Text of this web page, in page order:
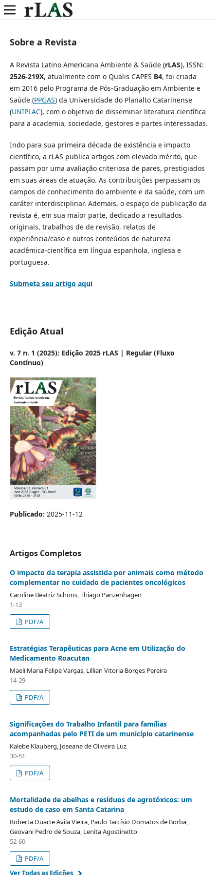
Sobre a Revista
A Revista Latino Americana Ambiente & Saúde (rLAS), ISSN:
2526-219X, atualmente com o Qualis CAPES B4, foi criada
em 2016 pelo Programa de Pós-Graduação em Ambiente e
Saúde (PPGAS) da Universidade do Planalto Catarinense
(UNIPLAC), com o objetivo de disseminar literatura científica
para a academia, sociedade, gestores e partes interessadas.
Indo para sua primeira década de existência e impacto
científico, a rLAS publica artigos com elevado mérito, que
passam por uma avaliação criteriosa de pares, prestigiados
em suas áreas de atuação. As contribuições perpassam os
campos de conhecimento do ambiente e da saúde, com um
caráter interdisciplinar. Ademais, o espaço de publicação da
revista é, em sua maior parte, dedicado a resultados
originais, trabalhos de de revisão, relatos de
experiência/caso e outros conteúdos de natureza
acadêmica-científica em língua espanhola, inglesa e
portuguesa.
Submeta seu artigo aqui
Edição Atual
v. 7 n. 1 (2025): Edição 2025 rLAS | Regular (Fluxo
Contínuo)
Publicado: 2025-11-12
Artigos Completos
O impacto da terapia assistida por animais como método
complementar no cuidado de pacientes oncológicos
Caroline Beatriz Schons, Thiago Panzenhagen
1-13
PDF/A
Estratégias Terapêuticas para Acne em Utilização do
Medicamento Roacutan
Maeli Maria Felipe Vargas, Lillian Vitoria Borges Pereira
14-29
PDF/A
Significações do Trabalho Infantil para famílias
acompanhadas pelo PETI de um município catarinense
Kalebe Klauberg, Joseane de Oliveira Luz
30-51
PDF/A
Mortalidade de abelhas e resíduos de agrotóxicos: um
estudo de caso em Santa Catarina
Roberta Duarte Avila Vieira, Paulo Tarcísio Domatos de Borba,
Geovani Pedro de Souza, Lenita Agostinetto
52-60
PDF/A
Ver Todas as Edições